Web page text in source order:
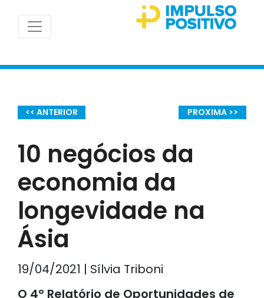
<< ANTERIOR PROXIMA >>
10 negócios da
economia da
longevidade na
Ásia
19/04/2021 | Sílvia Triboni
O 4º Relatório de Oportunidades de